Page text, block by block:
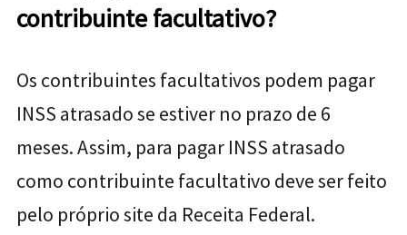
contribuinte facultativo?
Os contribuintes facultativos podem pagar
INSS atrasado se estiver no prazo de 6
meses. Assim, para pagar INSS atrasado
como contribuinte facultativo deve ser feito
pelo próprio site da Receita Federal.